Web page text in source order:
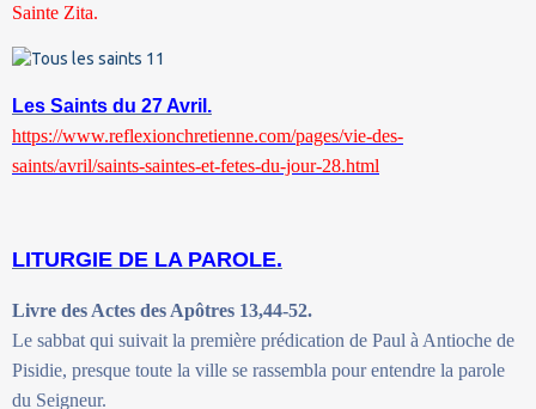
Sainte Zita.
Les Saints du 27 Avril.
https://www.reflexionchretienne.com/pages/vie-des-
saints/avril/saints-saintes-et-fetes-du-jour-28.html
LITURGIE DE LA PAROLE.
Livre des Actes des Apôtres 13,44-52.
Le sabbat qui suivait la première prédication de Paul à Antioche de
Pisidie, presque toute la ville se rassembla pour entendre la parole
du Seigneur.